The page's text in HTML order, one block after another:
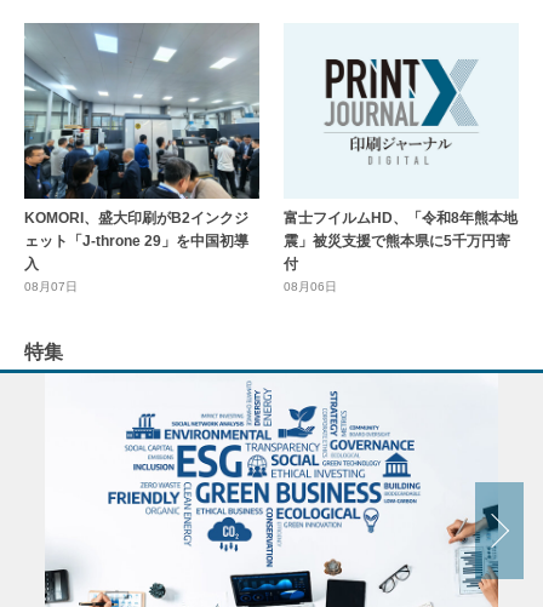
KOMORI、盛大印刷がB2インクジ
ェット「J-throne 29」を中国初導
入
08月07日
富士フイルムHD、「令和8年熊本地
震」被災支援で熊本県に5千万円寄
付
08月06日
特集